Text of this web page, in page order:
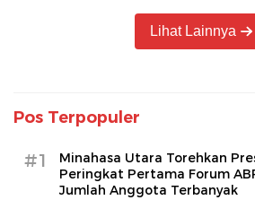
Lihat Lainnya
Pos Terpopuler
#1
Minahasa Utara Torehkan
Peringkat Pertama Forum
Jumlah Anggota Terbanyak